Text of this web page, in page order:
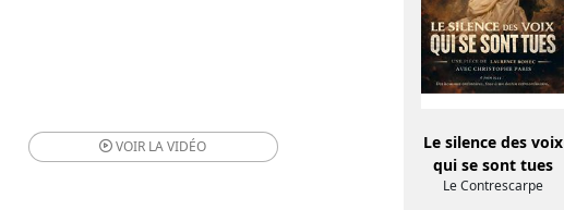
VOIR LAVIDÉO
Le silence des voix
qui se sont tues
Le Contrescarpe